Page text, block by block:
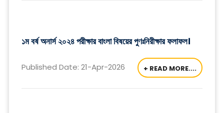
১ম বর্ষ অনার্স ২০২৪ পরীক্ষার বাংলা বিষয়ের পুণঃনিরীক্ষার ফলাফল।
Published Date: 21-Apr-2026 + READ MORE....